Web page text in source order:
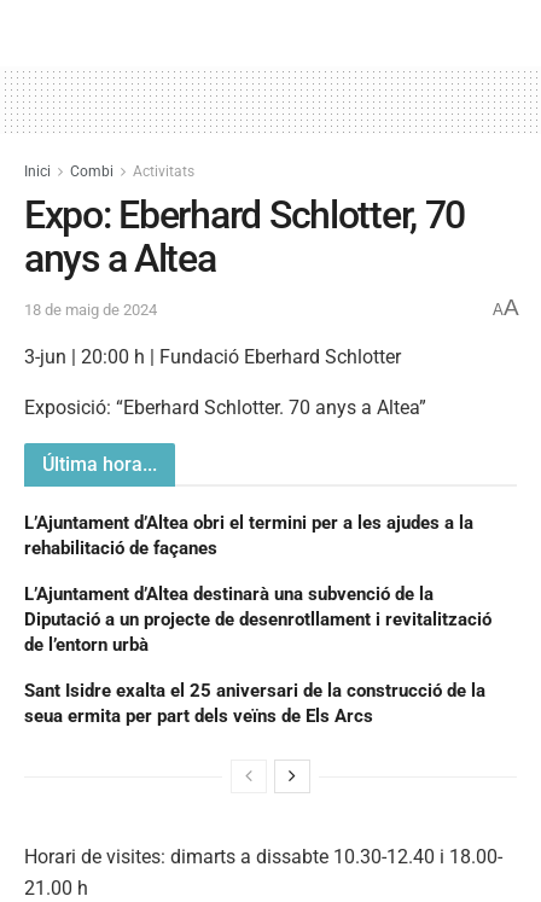
Inici Combi Activitats
Expo: Eberhard Schlotter, 70
anys a Altea
18 de maig de 2024 AA
3-jun | 20:00 h | Fundació Eberhard Schlotter
Exposició: “Eberhard Schlotter. 70 anys a Altea”
Última hora...
L’Ajuntament d’Altea obri el termini per a les ajudes a la
rehabilitació de façanes
L’Ajuntament d’Altea destinarà una subvenció de la
Diputació a un projecte de desenrotllament i revitalització
de l’entorn urbà
Sant Isidre exalta el 25 aniversari de la construcció de la
seua ermita per part dels veïns de Els Arcs
Horari de visites: dimarts a dissabte 10.30-12.40 i 18.00-
21.00 h